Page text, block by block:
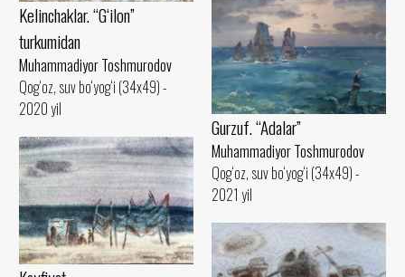
Kelinchaklar. “G‘ilon”
turkumidan
Muhammadiyor Toshmurodov
Qog‘oz, suv bo‘yog‘i (34x49) -
2020 yil
Gurzuf. “Adalar”
Muhammadiyor Toshmurodov
Qog‘oz, suv bo‘yog‘i (34x49) -
2021 yil